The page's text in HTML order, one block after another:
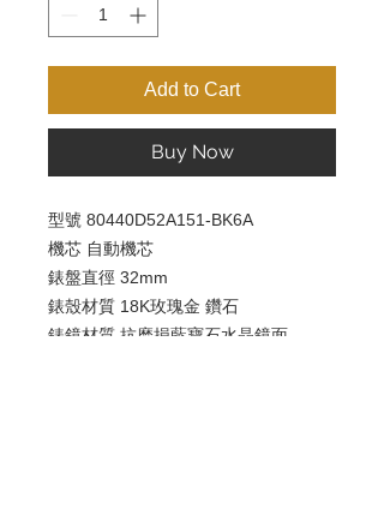
Add to Cart
Buy Now
型號 80440D52A151-BK6A
機芯 自動機芯
錶盤直徑 32mm
錶殼材質 18K玫瑰金 鑽石
錶鏡材質 抗磨損藍寶石水晶鏡面